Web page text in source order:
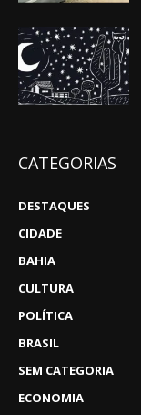
CATEGORIAS
DESTAQUES
CIDADE
BAHIA
CULTURA
POLÍTICA
BRASIL
SEM CATEGORIA
ECONOMIA